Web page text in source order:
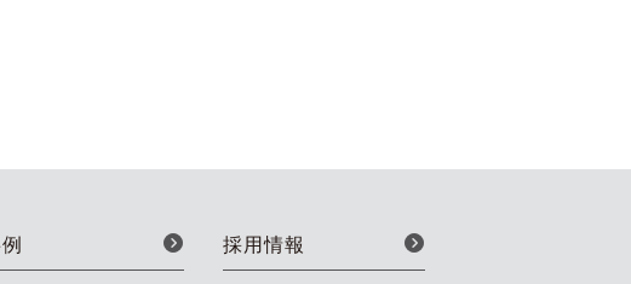
採用情報